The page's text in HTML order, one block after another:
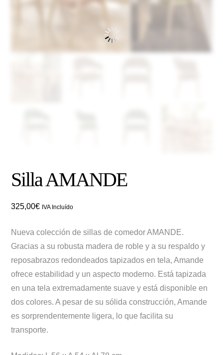
Silla AMANDE
325,00€ IVA Incluído
Nueva colección de sillas de comedor AMANDE.
Gracias a su robusta madera de roble y a su respaldo y
reposabrazos redondeados tapizados en tela, Amande
ofrece estabilidad y un aspecto moderno. Está tapizada
en una tela extremadamente suave y está disponible en
dos colores. A pesar de su sólida construcción, Amande
es sorprendentemente ligera, lo que facilita su
transporte.